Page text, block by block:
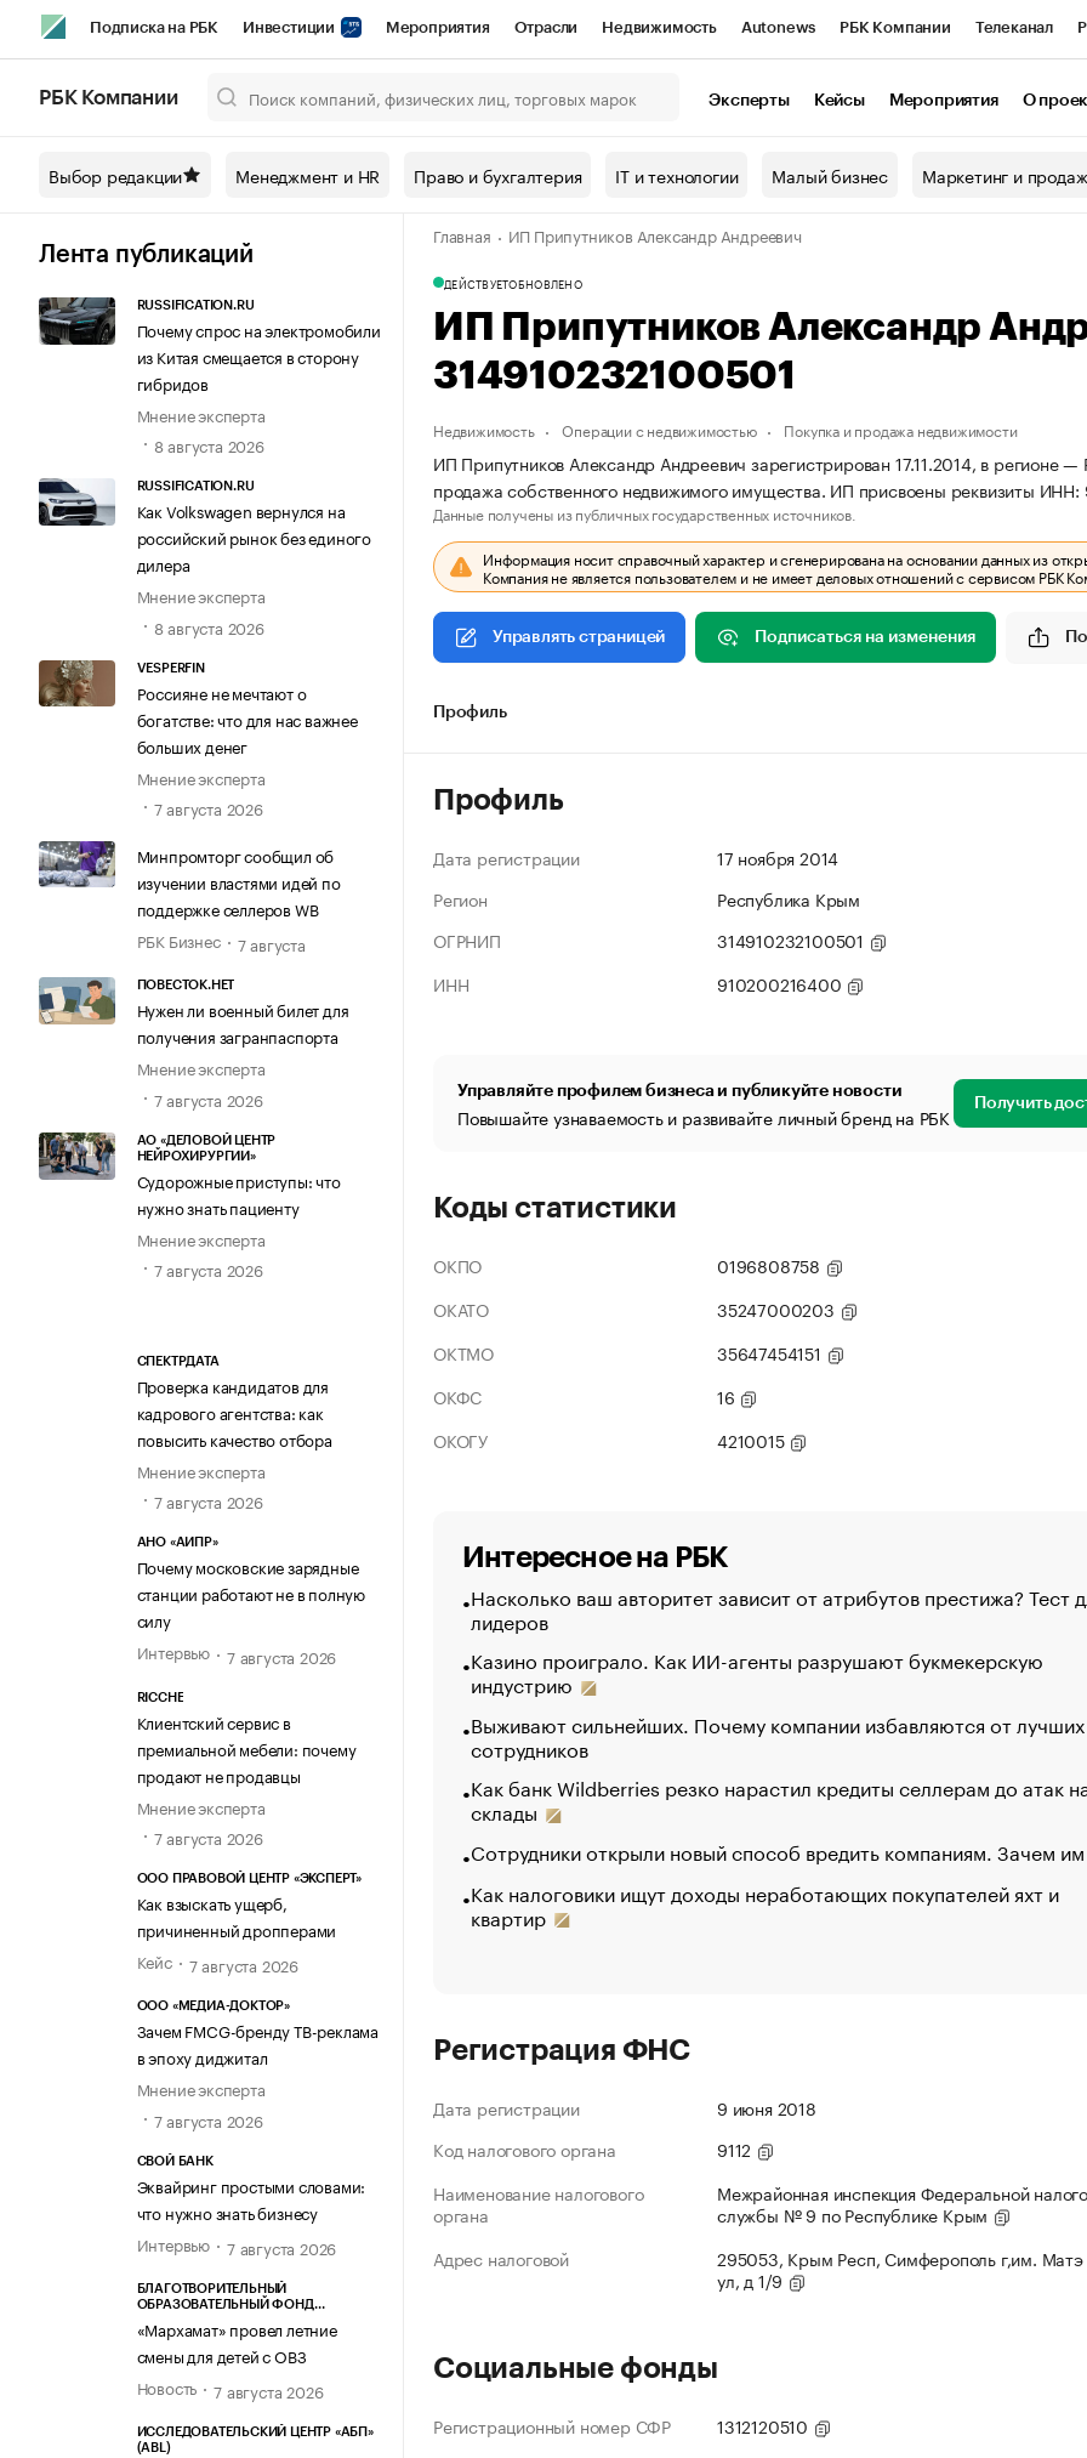
Подписка на РБК Инвестиции Мероприятия Отрасли Недвижимость Autonews РБК Компании Телеканал
Спецпроекты СПб Конференции СПб Спецпроекты Проверка контрагентов
Технологии и медиа Рынок наличной валюты
РБК Компании Эксперты Кейсы Мероприятия О
Выбор редакции Менеджмент и HR Право и бухгалтерия IT и технологии Малый бизнес Маркетинг и
Лента публикаций
RUSSIFICATION.RU
Почему спрос на электромобили
из Китая смещается в сторону
гибридов
Мнение эксперта
8 августа 2026
RUSSIFICATION.RU
Как Volkswagen вернулся на
российский рынок без единого
дилера
Мнение эксперта
8 августа 2026
VESPERFIN
Россияне не мечтают о
богатстве: что для нас важнее
больших денег
Мнение эксперта
7 августа 2026
Минпромторг сообщил об
изучении властями идей по
поддержке селлеров WB
РБК Бизнес
7 августа
ПОВЕСТОК.НЕТ
Нужен ли военный билет для
получения загранпаспорта
Мнение эксперта
7 августа 2026
АО «ДЕЛОВОЙ ЦЕНТР
НЕЙРОХИРУРГИИ»
Судорожные приступы: что
нужно знать пациенту
Мнение эксперта
7 августа 2026
СПЕКТРДАТА
Проверка кандидатов для
кадрового агентства: как
повысить качество отбора
Мнение эксперта
7 августа 2026
АНО «АИПР»
Почему московские зарядные
станции работают не в полную
силу
Интервью
7 августа 2026
RICCHE
Клиентский сервис в
премиальной мебели: почему
продают не продавцы
Мнение эксперта
7 августа 2026
ООО ПРАВОВОЙ ЦЕНТР «ЭКСПЕРТ»
Как взыскать ущерб,
причиненный дропперами
Кейс
7 августа 2026
ООО «МЕДИА-ДОКТОР»
Зачем FMCG-бренду ТВ-реклама
в эпоху диджитал
Мнение эксперта
7 августа 2026
СВОЙ БАНК
Эквайринг простыми словами:
что нужно знать бизнесу
Интервью
7 августа 2026
БЛАГОТВОРИТЕЛЬНЫЙ
ОБРАЗОВАТЕЛЬНЫЙ ФОНД
«Мархамат» провел летние
смены для детей с ОВЗ
Новость
7 августа 2026
ИССЛЕДОВАТЕЛЬСКИЙ ЦЕНТР «АБП»
(ABL)
Главная ИП Припутников Александр Андреевич
ДЕЙСТВУЕТОБНОВЛЕНО
ИП Припутников Александр
314910232100501
Недвижимость Операции с недвижимостью Покупка и продажа недвижимости
ИП Припутников Александр Андреевич зарегистрирован 17.11.2014, в регионе
продажа собственного недвижимого имущества. ИП присвоены реквизиты
Данные получены из публичных государственных источников.
Информация носит справочный характер и сгенерирована на основании данных из
Компания не является пользователем и не имеет деловых отношений с сервисом РБК
Управлять страницей Подписаться на изменения
Профиль
Профиль
Дата регистрации
17 ноября 2014
Регион
Республика Крым
ОГРНИП
314910232100501
ИНН
910200216400
Управляйте профилем бизнеса и публикуйте новости
Повышайте узнаваемость и развивайте личный бренд на РБК Получить
Коды статистики
ОКПО
0196808758
ОКАТО
35247000203
ОКТМО
35647454151
ОКФС
16
ОКОГУ
4210015
Интересное на РБК
Насколько ваш авторитет зависит от атрибутов престижа? Тест
лидеров
Казино проиграло. Как ИИ-агенты разрушают букмекерскую
индустрию
Выживают сильнейших. Почему компании избавляются от лучших
сотрудников
Как банк Wildberries резко нарастил кредиты селлерам до атак
склады
Сотрудники открыли новый способ вредить компаниям. Зачем
Как налоговики ищут доходы неработающих покупателей яхт и
квартир
Регистрация ФНС
Дата регистрации
9 июня 2018
Код налогового органа
9112
Наименование налогового
органа
Межрайонная инспекция Федеральной
службы № 9 по Республике Крым
Адрес налоговой
295053, Крым Респ, Симферополь г,им. Матэ
ул, д 1/9
Социальные фонды
Регистрационный номер СФР 1312120510